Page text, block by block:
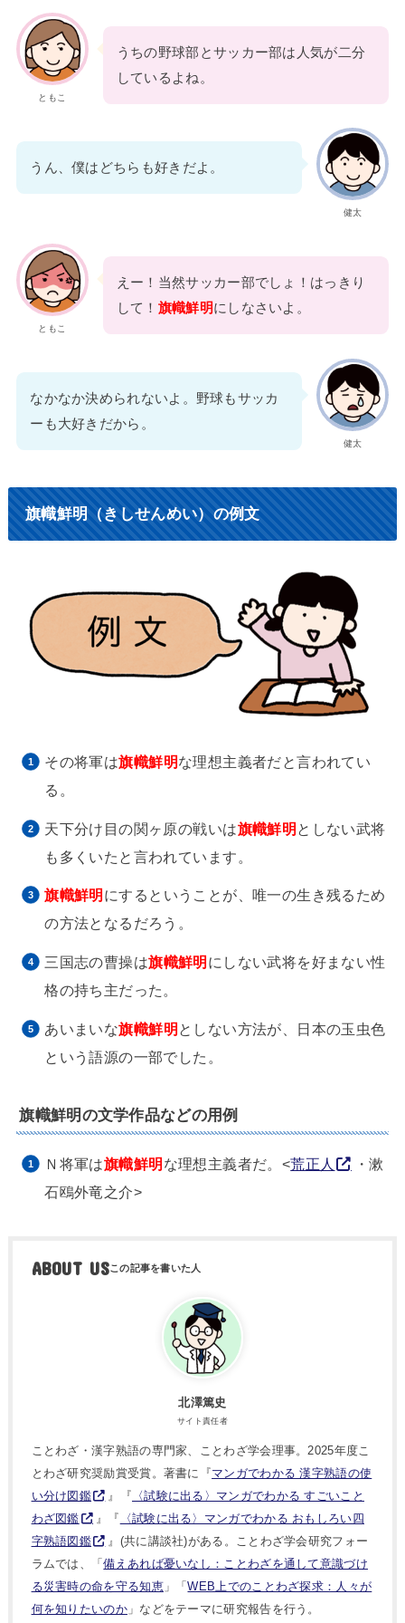
ともこ
うちの野球部とサッカー部は人気が二分
しているよね。
健太
うん、僕はどちらも好きだよ。
ともこ
えー！当然サッカー部でしょ！はっきり
して！ 旗幟鮮明にしなさいよ。
健太
なかなか決められないよ。野球もサッカ
ーも大好きだから。
旗幟鮮明（きしせんめい）の例文
その将軍は旗幟鮮明な理想主義者だと言われてい
る。
天下分け目の関ヶ原の戦いは旗幟鮮明 としない武将
も多くいたと言われています。
旗幟鮮明 にするということが、唯一の生き残るため
の方法となるだろう。
三国志の曹操は旗幟鮮明 にしない武将を好まない性
格の持ち主だった。
あいまいな旗幟鮮明 としない方法が、日本の玉虫色
という語源の一部でした。
旗幟鮮明の文学作品などの用例
Ｎ将軍は旗幟鮮明 な理想主義者だ。<荒正人
・漱
石鴎外竜之介>
ABOUT US
北澤篤史
サイト責任者
ことわざ・漢字熟語の専門家、ことわざ学会理事。2025年度こ
とわざ研究奨励賞受賞。著書に『マンガでわかる 漢字熟語の使
い分け図鑑
』『 〈試験に出る〉マンガでわかる すごいこと
わざ図鑑
』『
〈試験に出る〉マンガでわかる おもしろい四
字熟語図鑑
』(共に講談社)がある。ことわざ学会研究フォー
ラムでは、「備えあれば憂いなし：ことわざを通して意識づけ
る災害時の命を守る知恵」「WEB上でのことわざ探求：人々が
何を知りたいのか」などをテーマに研究報告を行う。